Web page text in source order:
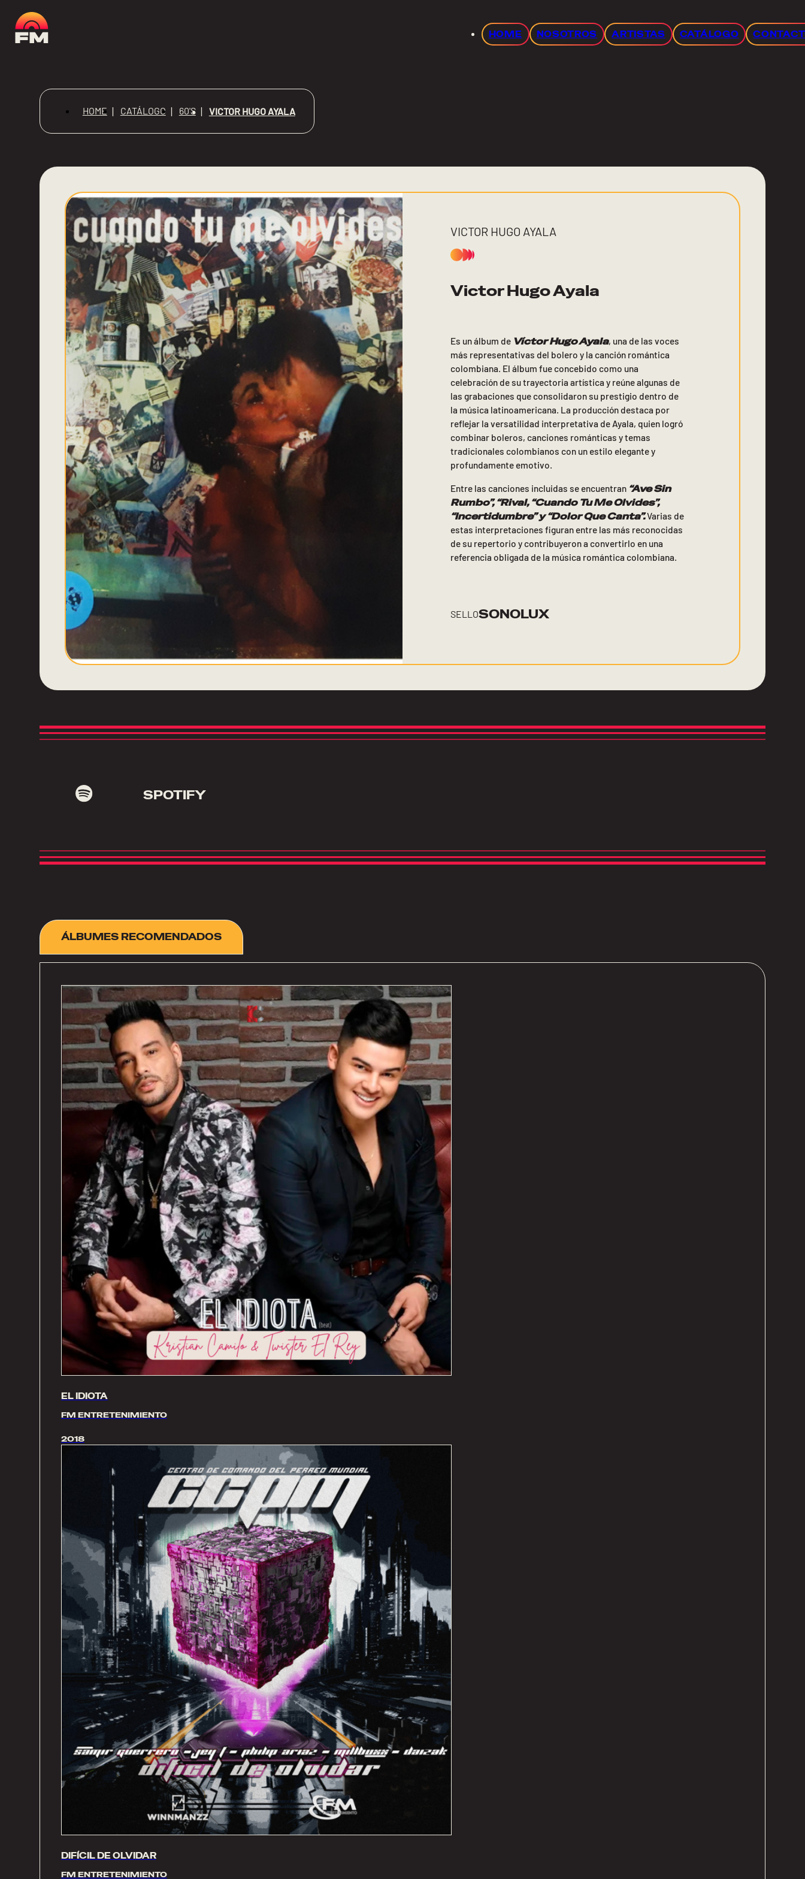
HOME NOSOTROS ARTISTAS CATÁLOGO
HOME CATÁLOGO 60'S VICTOR HUGO AYALA
VICTOR HUGO AYALA
Victor Hugo Ayala
Es un álbum de Víctor Hugo Ayala, una de las voces
más representativas del bolero y la canción romántica
colombiana. El álbum fue concebido como una
celebración de su trayectoria artística y reúne algunas de
las grabaciones que consolidaron su prestigio dentro de
la música latinoamericana. La producción destaca por
reflejar la versatilidad interpretativa de Ayala, quien logró
combinar boleros, canciones románticas y temas
tradicionales colombianos con un estilo elegante y
profundamente emotivo.
Entre las canciones incluidas se encuentran “Ave Sin
Rumbo”, “Rival, “Cuando Tu Me Olvides”,
“Incertidumbre” y “Dolor Que Canta”.Varias de
estas interpretaciones figuran entre las más reconocidas
de su repertorio y contribuyeron a convertirlo en una
referencia obligada de la música romántica colombiana.
SELLOSONOLUX
SPOTIFY
ÁLBUMES RECOMENDADOS
EL IDIOTA
FM ENTRETENIMIENTO
2018
DIFÍCIL DE OLVIDAR
FM ENTRETENIMIENTO